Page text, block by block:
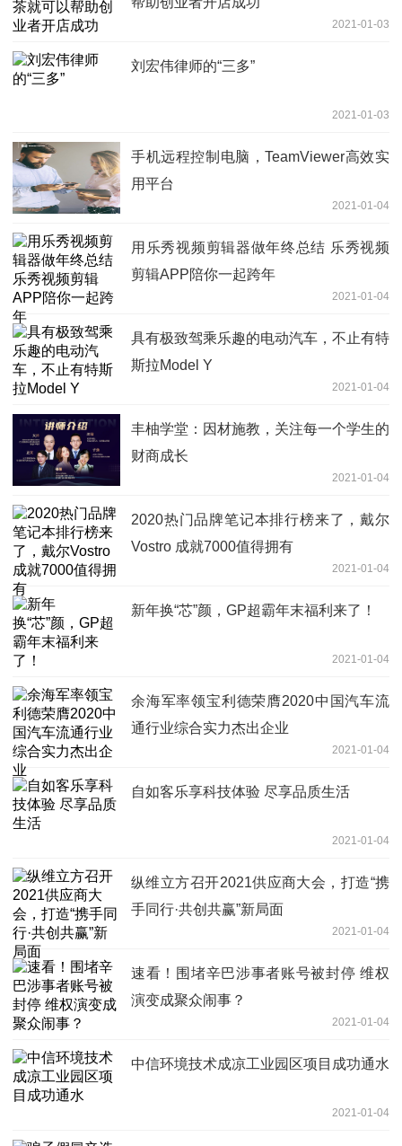
2021-01-03
刘宏伟律师的“三多”
2021-01-03
手机远程控制电脑，TeamViewer高效实
用平台
2021-01-04
用乐秀视频剪辑器做年终总结 乐秀视频
剪辑APP陪你一起跨年
2021-01-04
具有极致驾乘乐趣的电动汽车，不止有特
斯拉Model Y
2021-01-04
丰柚学堂：因材施教，关注每一个学生的
财商成长
2021-01-04
2020热门品牌笔记本排行榜来了，戴尔
Vostro 成就7000值得拥有
2021-01-04
新年换“芯”颜，GP超霸年末福利来了！
2021-01-04
余海军率领宝利德荣膺2020中国汽车流
通行业综合实力杰出企业
2021-01-04
自如客乐享科技体验 尽享品质生活
2021-01-04
纵维立方召开2021供应商大会，打造“携
手同行·共创共赢”新局面
2021-01-04
速看！围堵辛巴涉事者账号被封停 维权
演变成聚众闹事？
2021-01-04
中信环境技术成凉工业园区项目成功通水
2021-01-04